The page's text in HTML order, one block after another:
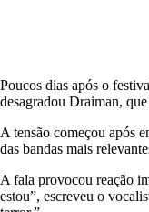
Poucos dias após o
desagradou Draiman,
A tensão começou após
das bandas mais
A fala provocou reação
estou”, escreveu o